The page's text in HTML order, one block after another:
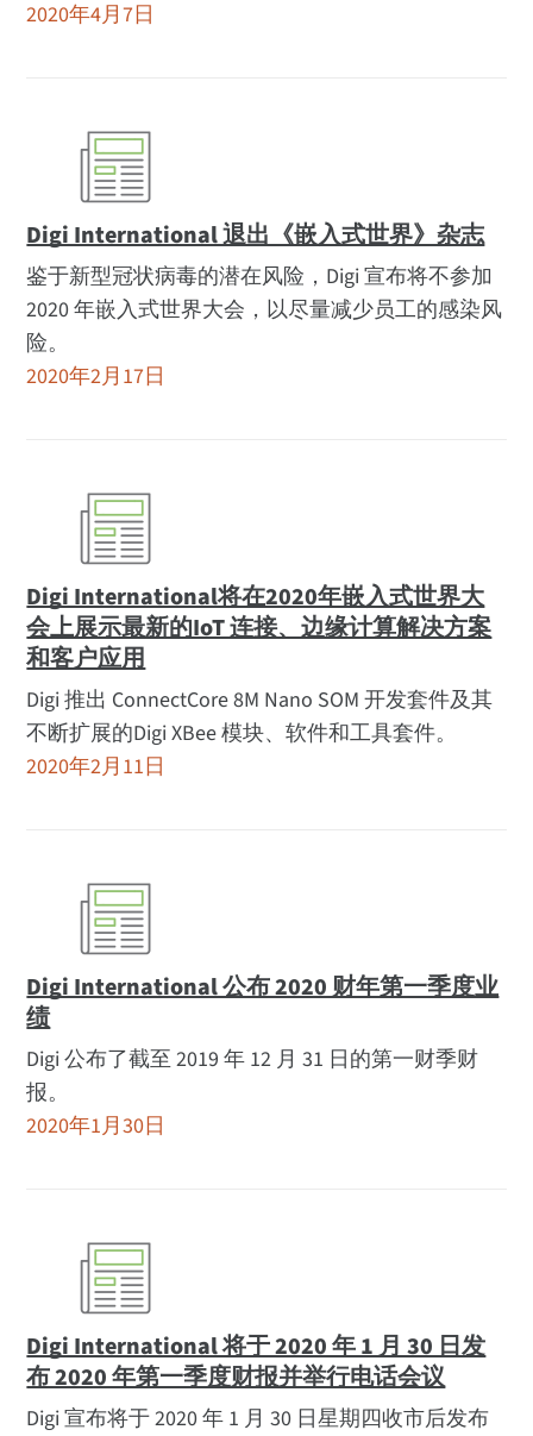
2020年4月7日
Digi International 退出《嵌入式世界》杂志
鉴于新型冠状病毒的潜在风险，Digi 宣布将不参加
2020 年嵌入式世界大会，以尽量减少员工的感染风
险。
2020年2月17日
Digi International将在2020年嵌入式世界大
会上展示最新的IoT 连接、边缘计算解决方案
和客户应用
Digi 推出 ConnectCore 8M Nano SOM 开发套件及其
不断扩展的Digi XBee 模块、软件和工具套件。
2020年2月11日
Digi International 公布 2020 财年第一季度业
绩
Digi 公布了截至 2019 年 12 月 31 日的第一财季财
报。
2020年1月30日
Digi International 将于 2020 年 1 月 30 日发
布 2020 年第一季度财报并举行电话会议
Digi 宣布将于 2020 年 1 月 30 日星期四收市后发布